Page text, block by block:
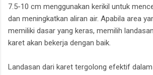
7.5-10 cm menggunakan kerikil untuk
dan meningkatkan aliran air. Apabila area
memiliki dasar yang keras, memilih
karet akan bekerja dengan baik.
Landasan dari karet tergolong efektif